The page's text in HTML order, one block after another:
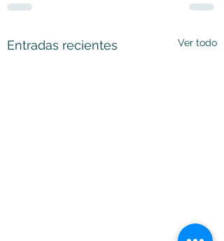
Entradas recientes Ver todo